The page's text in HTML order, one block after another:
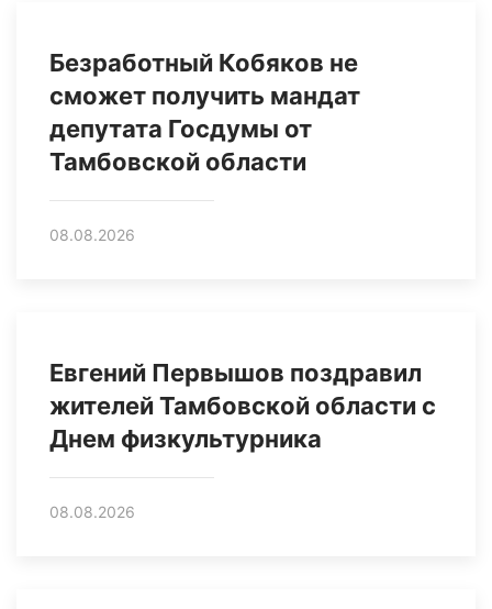
Безработный Кобяков не
сможет получить мандат
депутата Госдумы от
Тамбовской области
08.08.2026
Евгений Первышов поздравил
жителей Тамбовской области с
Днем физкультурника
08.08.2026